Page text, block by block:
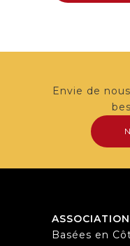
Envie de
Basées en